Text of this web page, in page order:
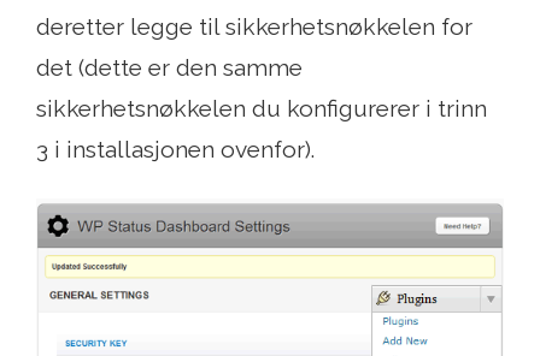
deretter legge til sikkerhetsnøkkelen for
det (dette er den samme
sikkerhetsnøkkelen du konfigurerer i trinn
3 i installasjonen ovenfor).